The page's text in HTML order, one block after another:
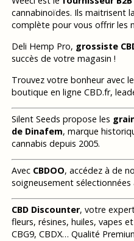
cannabinoïdes. Ils maitrisent
complète pour vous offrir les
Deli Hemp Pro, grossiste
succès de votre magasin !
Trouvez votre bonheur avec
boutique en ligne CBD.fr,
Silent Seeds propose les
de Dinafem, marque
cannabis depuis 2005.
Avec CBDOO, accédez à de
soigneusement sélectionnées
CBD Discounter, votre
fleurs, résines, huiles, vapes
CBG9, CBDX… Qualité